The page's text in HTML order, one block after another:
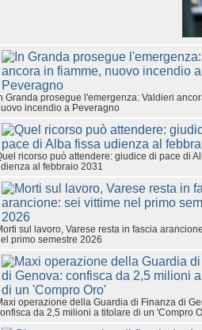
Granda prosegue l'emergenza: Valdieri
incendio a Peveragno
ricorso può attendere: giudice di pace di
al febbraio 2031
sul lavoro, Varese resta in fascia
primo semestre 2026
operazione della Guardia di Finanza di
da 2,5 milioni a titolare di un 'Compro